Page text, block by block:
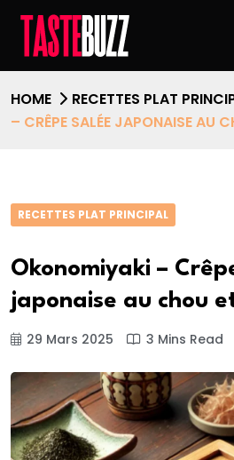
HOME RECETTES PLAT
– CRÊPE SALÉE JAPONAISE AU
RECETTES PLAT PRINCIPAL
Okonomiyaki –
japonaise au chou
29 Mars 2025 3 Mins Read